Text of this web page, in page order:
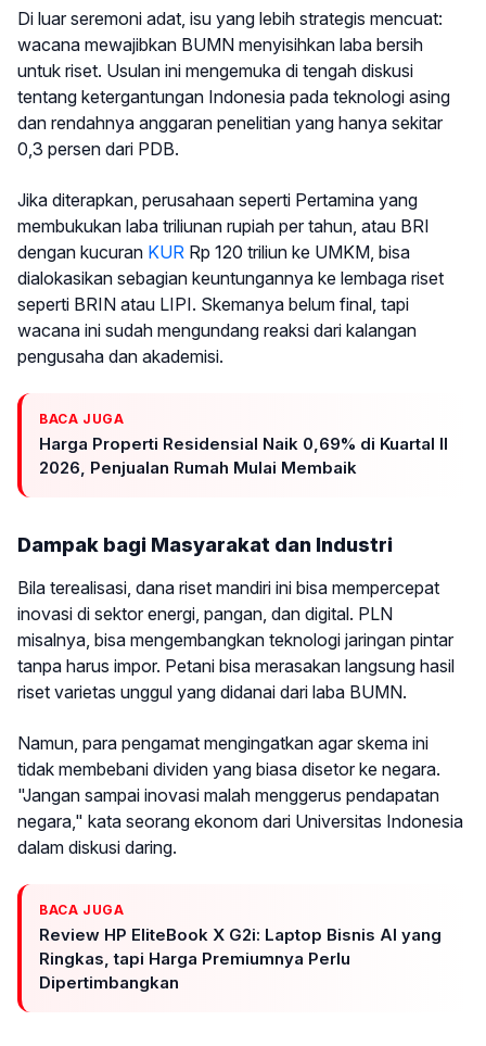
Di luar seremoni adat, isu yang lebih strategis mencuat:
wacana mewajibkan BUMN menyisihkan laba bersih
untuk riset. Usulan ini mengemuka di tengah diskusi
tentang ketergantungan Indonesia pada teknologi asing
dan rendahnya anggaran penelitian yang hanya sekitar
0,3 persen dari PDB.
Jika diterapkan, perusahaan seperti Pertamina yang
membukukan laba triliunan rupiah per tahun, atau BRI
dengan kucuran KUR Rp 120 triliun ke UMKM, bisa
dialokasikan sebagian keuntungannya ke lembaga riset
seperti BRIN atau LIPI. Skemanya belum final, tapi
wacana ini sudah mengundang reaksi dari kalangan
pengusaha dan akademisi.
BACA JUGA
Harga Properti Residensial Naik 0,69% di Kuartal II
2026, Penjualan Rumah Mulai Membaik
Dampak bagi Masyarakat dan Industri
Bila terealisasi, dana riset mandiri ini bisa mempercepat
inovasi di sektor energi, pangan, dan digital. PLN
misalnya, bisa mengembangkan teknologi jaringan pintar
tanpa harus impor. Petani bisa merasakan langsung hasil
riset varietas unggul yang didanai dari laba BUMN.
Namun, para pengamat mengingatkan agar skema ini
tidak membebani dividen yang biasa disetor ke negara.
"Jangan sampai inovasi malah menggerus pendapatan
negara," kata seorang ekonom dari Universitas Indonesia
dalam diskusi daring.
BACA JUGA
Review HP EliteBook X G2i: Laptop Bisnis AI yang
Ringkas, tapi Harga Premiumnya Perlu
Dipertimbangkan